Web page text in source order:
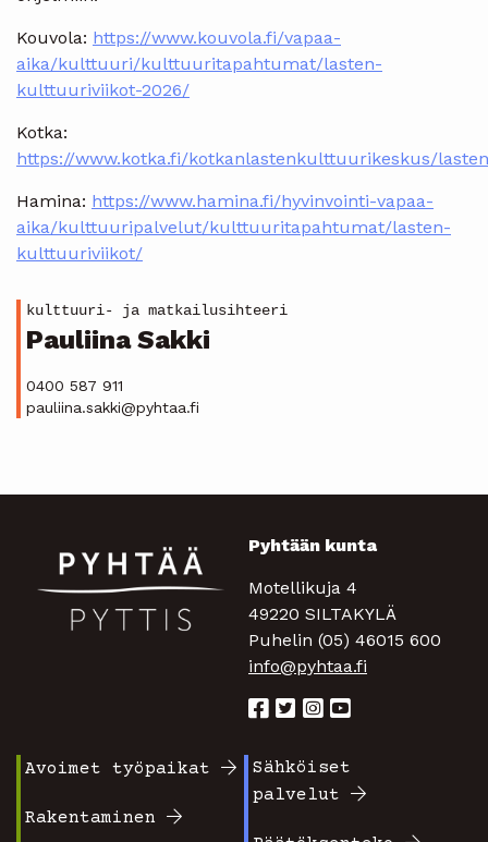
Kouvola: https://www.kouvola.fi/vapaa-
aika/kulttuuri/kulttuuritapahtumat/lasten-
kulttuuriviikot-2026/
Kotka:
https://www.kotka.fi/kotkanlastenkulttuurikeskus/
Hamina: https://www.hamina.fi/hyvinvointi-vapaa-
aika/kulttuuripalvelut/kulttuuritapahtumat/lasten-
kulttuuriviikot/
kulttuuri- ja matkailusihteeri
Pauliina Sakki
0400 587 911
pauliina.sakki@pyhtaa.fi
Pyhtään kunta
Motellikuja 4
49220 SILTAKYLÄ
Puhelin (05) 46015 600
info@pyhtaa.fi
valikko
Avoimet työpaikat
Rakentaminen
Footer
Sähköiset
palvelut